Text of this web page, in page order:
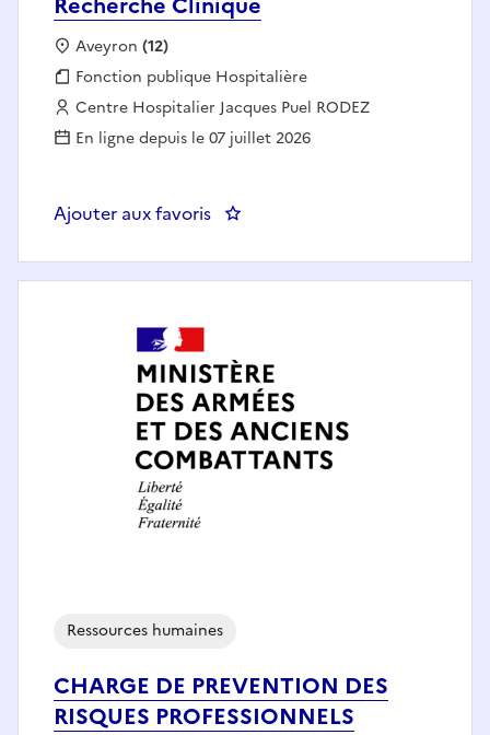
Localisation :
Aveyron (12)
Fonction publique :
Fonction publique Hospitalière
Employeur :
Centre Hospitalier Jacques Puel RODEZ
En ligne depuis le 07 juillet 2026
Ajouter aux favoris : Attaché(e) d'Administration
CHARGE DE PREVENTION DES
RISQUES PROFESSIONNELS
Ressources humaines